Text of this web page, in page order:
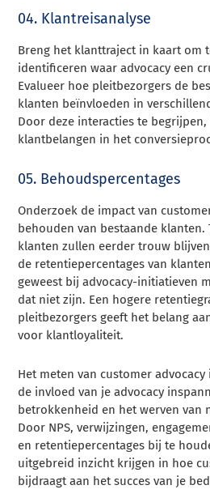
04. Klantreisanalyse
Breng het klanttraject in kaart om
identificeren waar advocacy een
Evalueer hoe pleitbezorgers de
klanten beïnvloeden in
Door deze interacties te
klantbelangen in het
05. Behoudspercentages
Onderzoek de impact van
behouden van bestaande klanten.
klanten zullen eerder trouw
de retentiepercentages van
geweest bij advocacy-initiatieven
dat niet zijn. Een hogere
pleitbezorgers geeft het belang
voor klantloyaliteit.
Het meten van customer
de invloed van je advocacy
betrokkenheid en het werven van
Door NPS, verwijzingen,
en retentiepercentages bij te
uitgebreid inzicht krijgen in hoe
bijdraagt aan het succes van je